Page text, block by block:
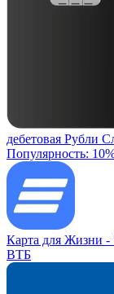
дебетовая Рубли
Популярность:
Карта для Жизни -
ВТБ